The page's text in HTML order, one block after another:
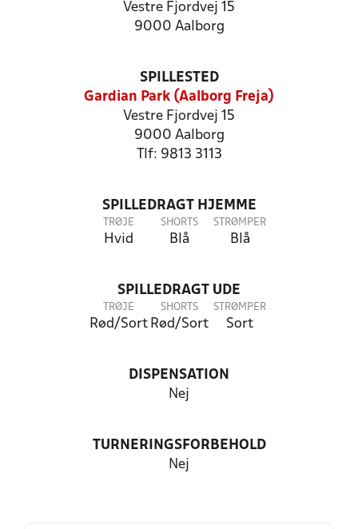
Vestre Fjordvej 15
9000 Aalborg
SPILLESTED
Gardian Park (Aalborg Freja)
Vestre Fjordvej 15
9000 Aalborg
Tlf: 9813 3113
SPILLEDRAGT HJEMME
TRØJE
Hvid
SHORTS
Blå
STRØMPER
Blå
SPILLEDRAGT UDE
TRØJE
Rød/Sort
SHORTS
Rød/Sort
STRØMPER
Sort
DISPENSATION
Nej
TURNERINGSFORBEHOLD
Nej